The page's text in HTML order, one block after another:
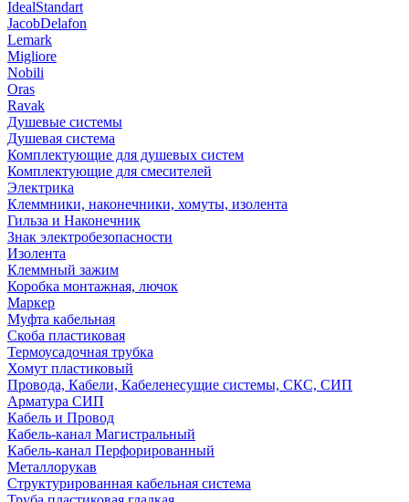
IdealStandart
JacobDelafon
Lemark
Migliore
Nobili
Oras
Ravak
Душевые системы
Душевая система
Комплектующие для душевых систем
Комплектующие для смесителей
Электрика
Клеммники, наконечники, хомуты, изолента
Гильза и Наконечник
Знак электробезопасности
Изолента
Клеммный зажим
Коробка монтажная, лючок
Маркер
Муфта кабельная
Скоба пластиковая
Термоусадочная трубка
Хомут пластиковый
Провода, Кабели, Кабеленесущие системы, СКС, СИП
Арматура СИП
Кабель и Провод
Кабель-канал Магистральный
Кабель-канал Перфорированный
Металлорукав
Структурированная кабельная система